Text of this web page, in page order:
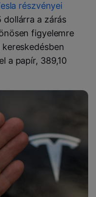
részvényei
a zárás
figyelemre
a papír, 389,10